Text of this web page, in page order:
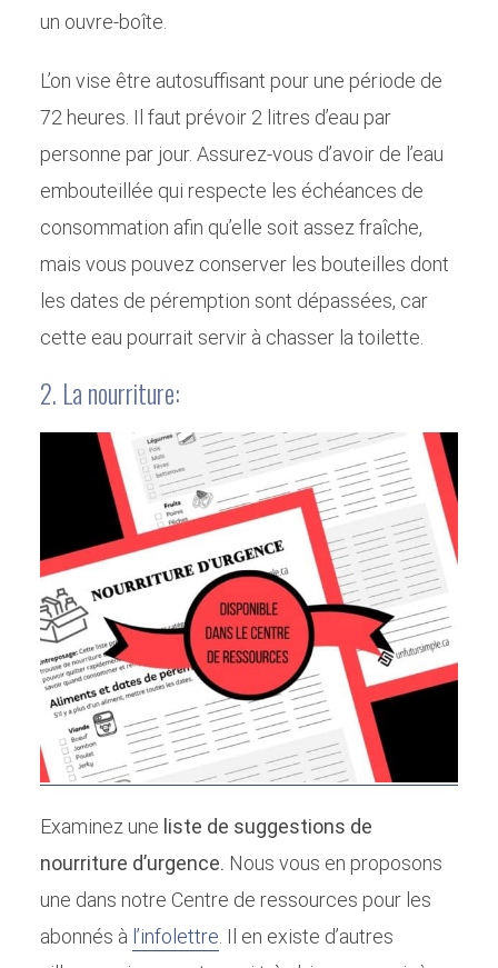
un ouvre-boîte.
L’on vise être autosuffisant pour une période de
72 heures. Il faut prévoir 2 litres d’eau par
personne par jour. Assurez-vous d’avoir de l’eau
embouteillée qui respecte les échéances de
consommation afin qu’elle soit assez fraîche,
mais vous pouvez conserver les bouteilles dont
les dates de péremption sont dépassées, car
cette eau pourrait servir à chasser la toilette.
2. La nourriture:
Examinez une liste de suggestions de
nourriture d’urgence. Nous vous en proposons
une dans notre Centre de ressources pour les
abonnés à l’infolettre . Il en existe d’autres